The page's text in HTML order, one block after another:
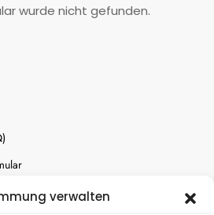
verwalten
wurde nicht gefunden.